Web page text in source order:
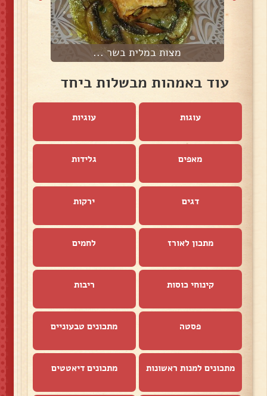
מצות במלית בשר ...
עוד באמהות מבשלות ביחד
עוגות עוגיות
מאפים גלידות
דגים ירקות
מתכון לאורז לחמים
קינוחי כוסות ריבות
פסטה מתכונים טבעוניים
מתכונים למנות ראשונות מתכונים דיאטטים